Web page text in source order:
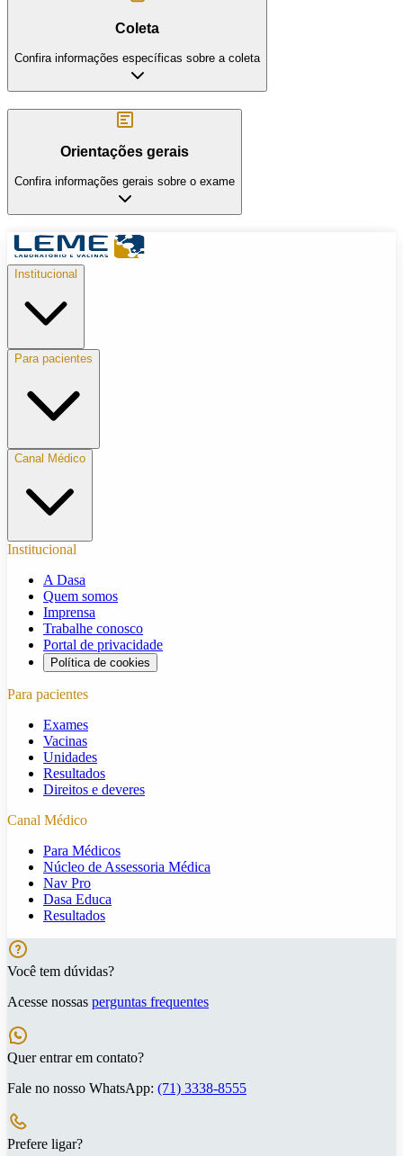
Coleta
Confira informações específicas sobre a coleta
Orientações gerais
Confira informações gerais sobre o exame
Institucional
Para pacientes
Canal Médico
Institucional
A Dasa
Quem somos
Imprensa
Trabalhe conosco
Portal de privacidade
Política de cookies
Para pacientes
Exames
Vacinas
Unidades
Resultados
Direitos e deveres
Canal Médico
Para Médicos
Núcleo de Assessoria Médica
Nav Pro
Dasa Educa
Resultados
Você tem dúvidas?
Acesse nossas perguntas frequentes
Quer entrar em contato?
Fale no nosso WhatsApp: (71) 3338-8555
Prefere ligar?